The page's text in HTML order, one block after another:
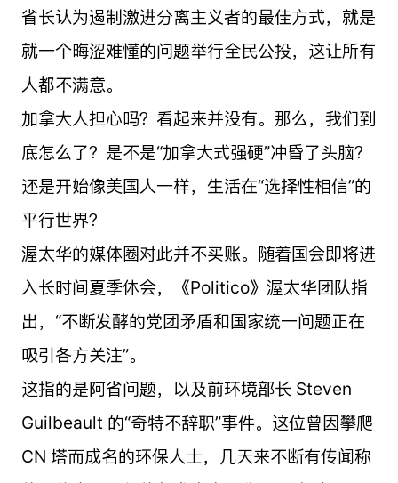
省长认为遏制激进分离主义者的最佳方式，就是
就一个晦涩难懂的问题举行全民公投，这让所有
人都不满意。
加拿大人担心吗？看起来并没有。那么，我们到
底怎么了？是不是“加拿大式强硬”冲昏了头脑？
还是开始像美国人一样，生活在“选择性相信”的
平行世界？
渥太华的媒体圈对此并不买账。随着国会即将进
入长时间夏季休会，《Politico》渥太华团队指
出，“不断发酵的党团矛盾和国家统一问题正在
吸引各方关注”。
这指的是阿省问题，以及前环境部长 Steven
Guilbeault 的“奇特不辞职”事件。这位曾因攀爬
CN 塔而成名的环保人士，几天来不断有传闻称